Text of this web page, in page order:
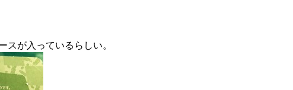
が入っているらしい。